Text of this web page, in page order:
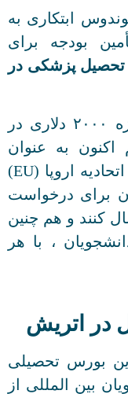
ابتکاری به
بودجه برای
تحصیل پزشکی در
بورس تحصیلیSurfshark یک جایزه ۲۰۰۰ دلاری در
اکنون به عنوان
دانشجو در انگلستان یا هر کشور اتحادیه اروپا (EU)
برای درخواست
کنند و هم چنین
، با هر
در اتریش
بورس تحصیلی
بین المللی از